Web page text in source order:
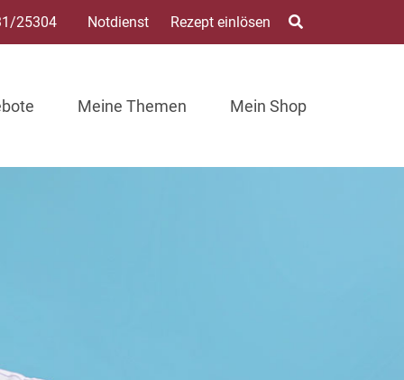
25304 Notdienst Rezept einlösen
Meine Themen Mein Shop